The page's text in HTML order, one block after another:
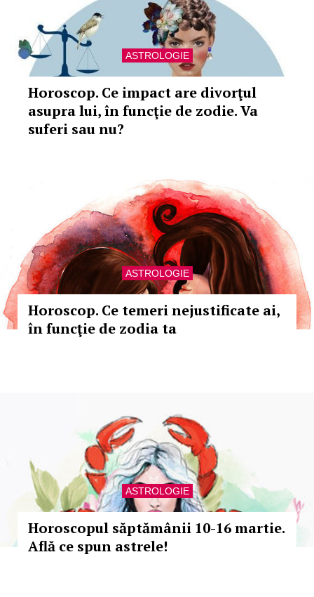
ASTROLOGIE
Horoscop. Ce impact are divorţul
asupra lui, în funcţie de zodie. Va
suferi sau nu?
ASTROLOGIE
Horoscop. Ce temeri nejustificate ai,
în funcţie de zodia ta
ASTROLOGIE
Horoscopul săptămânii 10-16 martie.
Află ce spun astrele!